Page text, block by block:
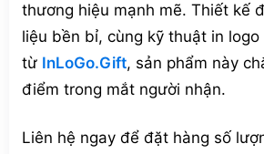
thương hiệu mạnh mẽ. Thiết kế
liệu bền bỉ, cùng kỹ thuật in logo
từ InLoGo.Gift, sản phẩm này
điểm trong mắt người nhận.
Liên hệ ngay để đặt hàng số